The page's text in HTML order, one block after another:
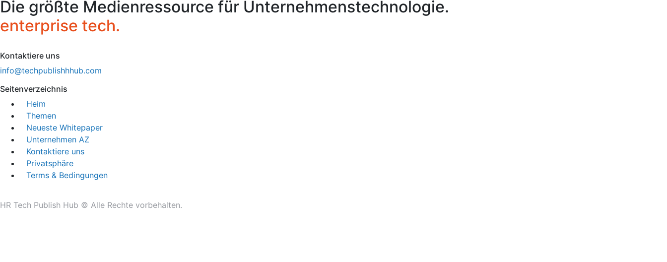
Die größte Medienressource für Unternehmenstechnologie.
enterprise tech.
Kontaktiere uns
info@techpublishhhub.com
Seitenverzeichnis
Heim
Themen
Neueste Whitepaper
Unternehmen AZ
Kontaktiere uns
Privatsphäre
Terms & Bedingungen
HR Tech Publish Hub © Alle Rechte vorbehalten.